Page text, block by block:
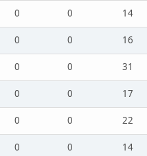
0 0
14
0 0
16
0 0
31
0 0
17
0 0
22
0 0 14